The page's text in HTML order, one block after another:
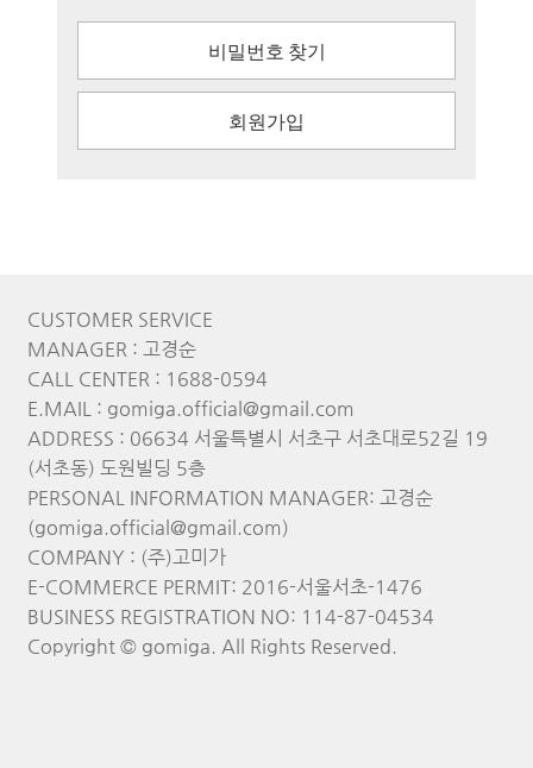
비밀번호 찾기
회원가입
CUSTOMER SERVICE
MANAGER : 고경순
CALL CENTER : 1688-0594
E.MAIL : gomiga.official@gmail.com
ADDRESS : 06634 서울특별시 서초구 서초대로52길 19
(서초동) 도원빌딩 5층
PERSONAL INFORMATION MANAGER: 고경순
(gomiga.official@gmail.com)
COMPANY : (주)고미가
E-COMMERCE PERMIT: 2016-서울서초-1476
BUSINESS REGISTRATION NO: 114-87-04534
Copyright © gomiga. All Rights Reserved.